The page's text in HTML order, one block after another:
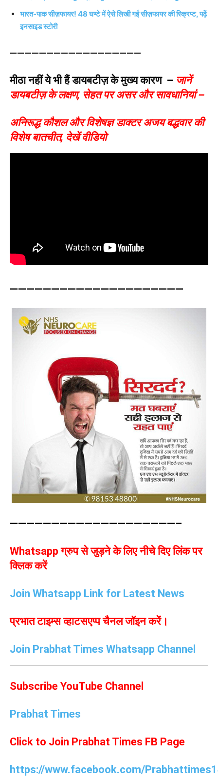
भारत-पाक सीज़फायर! 48 घण्टे में ऐसे लिखी गई सीज़फायर की स्क्रिप्ट, पढ़ें
इनसाइड स्टोरी
——————————————————
मीठा नहीं ये भी हैं डायबटीज़ के मुख्य कारण – जानें
डायबटीज़ के लक्षण, सेहत पर असर और सावधानियां –
अनिरूद्ध कौशल और विशेषज्ञ डाक्टर अजय बद्धवार की
विशेष बातचीत, देखें वीडियो
—————————————————————
————————————————————–
Whatsapp ग्रुप से जुड़ने के लिए नीचे दिए लिंक पर
क्लिक करें
Join Whatsapp Link for Latest News
प्रभात टाइम्स व्हाटसएप्प चैनल जॉइन करें।
Join Prabhat Times Whatsapp Channel
Subscribe YouTube Channel
Prabhat Times
Click to Join Prabhat Times FB Page
https://www.facebook.com/